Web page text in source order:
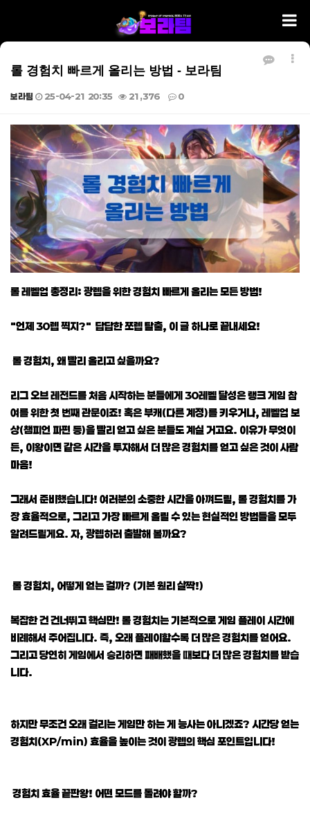
롤 경험치 빠르게 올리는 방법 - 보라팀
보라팀 25-04-21 20:35 21,376 0
본문
롤 레벨업 총정리: 광렙을 위한 경험치 빠르게 올리는 모든 방법!
"언제 30렙 찍지?" 답답한 쪼렙 탈출, 이 글 하나로 끝내세요!
롤 경험치, 왜 빨리 올리고 싶을까요?
리그 오브 레전드를 처음 시작하는 분들에게 30레벨 달성은 랭크 게임 참
여를 위한 첫 번째 관문이죠! 혹은 부캐(다른 계정)를 키우거나, 레벨업 보
상(챔피언 파편 등)을 빨리 얻고 싶은 분들도 계실 거고요. 이유가 무엇이
든, 이왕이면 같은 시간을 투자해서 더 많은 경험치를 얻고 싶은 것이 사람
마음!
그래서 준비했습니다! 여러분의 소중한 시간을 아껴드릴, 롤 경험치를 가
장 효율적으로, 그리고 가장 빠르게 올릴 수 있는 현실적인 방법들을 모두
알려드릴게요. 자, 광렙하러 출발해 볼까요?
롤 경험치, 어떻게 얻는 걸까? (기본 원리 살짝!)
복잡한 건 건너뛰고 핵심만! 롤 경험치는 기본적으로 게임 플레이 시간에
비례해서 주어집니다. 즉, 오래 플레이할수록 더 많은 경험치를 얻어요.
그리고 당연히 게임에서 승리하면 패배했을 때보다 더 많은 경험치를 받습
니다.
하지만 무조건 오래 걸리는 게임만 하는 게 능사는 아니겠죠? 시간당 얻는
경험치(XP/min) 효율을 높이는 것이 광렙의 핵심 포인트입니다!
경험치 효율 끝판왕! 어떤 모드를 돌려야 할까?